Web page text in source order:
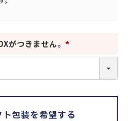
がつきません。
ト包装を希望する